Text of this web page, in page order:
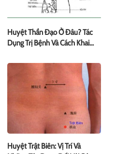
Huyệt Thần Đạo Ở Đâu? Tác
Dụng Trị Bệnh Và Cách Khai
Huyệt Trật Biên: Vị Trí Và